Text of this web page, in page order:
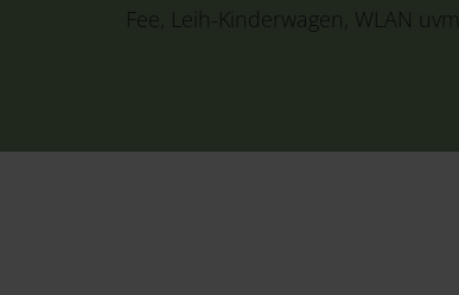
Fee, Leih-Kinderwagen, WLAN uvm.!